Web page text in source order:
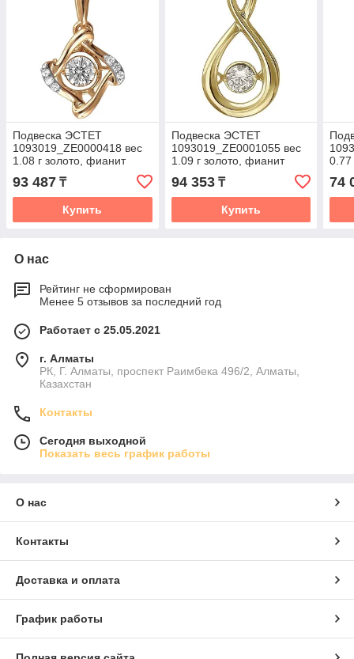
Подвеска ЭСТЕТ
1093019_ZE0000418 вес
1.08 г золото, фианит
93 487 ₸
Купить
Подвеска ЭСТЕТ
1093019_ZE0001055 вес
1.09 г золото, фианит
94 353₸
Купить
0.77
74
О нас
Рейтинг не сформирован
Менее 5 отзывов за последний год
Работает с 25.05.2021
г. Алматы
РК, Г. Алматы, проспект Раимбека 496/2, Алматы,
Казахстан
Контакты
Сегодня выходной
Показать весь график работы
О нас
Контакты
Доставка и оплата
График работы